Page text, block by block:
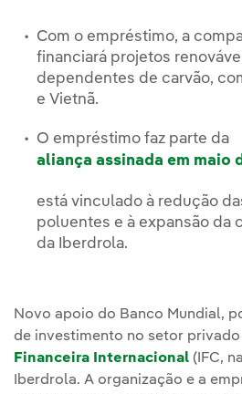
Com o empréstimo, a
financiará projetos
dependentes de carvão,
e Vietnã.
O empréstimo faz parte da
aliança assinada em maio
está vinculado à redução
poluentes e à expansão da
da Iberdrola.
Novo apoio do Banco Mundial,
de investimento no setor privado
Financeira Internacional (IFC,
Iberdrola. A organização e a